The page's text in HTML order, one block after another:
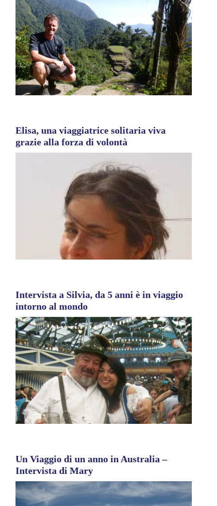
Elisa, una viaggiatrice solitaria viva
grazie alla forza di volontà
Intervista a Silvia, da 5 anni è in viaggio
intorno al mondo
Un Viaggio di un anno in Australia –
Intervista di Mary